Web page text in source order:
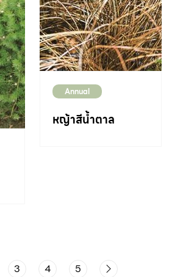
Annual
หญ้าสีน้ำตาล
3 4 5